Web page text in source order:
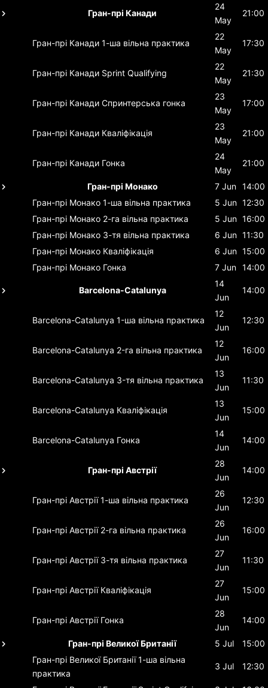
Гран-прі Канади
24
May
21:00
Гран-прі Канади 1-ша вільна практика
22
May
17:30
Гран-прі Канади Sprint Qualifying
22
May
21:30
Гран-прі Канади Спринтерська гонка
23
May
17:00
Гран-прі Канади Кваліфікація
23
May
21:00
Гран-прі Канади Гонка
24
May
21:00
Гран-прі Монако 7 Jun 14:00
Гран-прі Монако 1-ша вільна практика 5 Jun 12:30
Гран-прі Монако 2-га вільна практика 5 Jun 16:00
Гран-прі Монако 3-тя вільна практика 6 Jun 11:30
Гран-прі Монако Кваліфікація 6 Jun 15:00
Гран-прі Монако Гонка 7 Jun 14:00
Barcelona-Catalunya
14
Jun
14:00
Barcelona-Catalunya 1-ша вільна практика
12
Jun
12:30
Barcelona-Catalunya 2-га вільна практика
12
Jun
16:00
Barcelona-Catalunya 3-тя вільна практика
13
Jun
11:30
Barcelona-Catalunya Кваліфікація
13
Jun
15:00
Barcelona-Catalunya Гонка
14
Jun
14:00
Гран-прі Австрії
28
Jun
14:00
Гран-прі Австрії 1-ша вільна практика
26
Jun
12:30
Гран-прі Австрії 2-га вільна практика
26
Jun
16:00
Гран-прі Австрії 3-тя вільна практика
27
Jun
11:30
Гран-прі Австрії Кваліфікація
27
Jun
15:00
Гран-прі Австрії Гонка
28
Jun
14:00
Гран-прі Великої Британії 5 Jul
15:00
Гран-прі Великої Британії 1-ша вільна
практика
3 Jul 12:30